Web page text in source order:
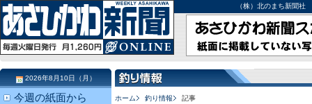
（株）北のまち新聞
ホーム 釣り情報 記事
2026年8月10日（月）
今週の紙面から